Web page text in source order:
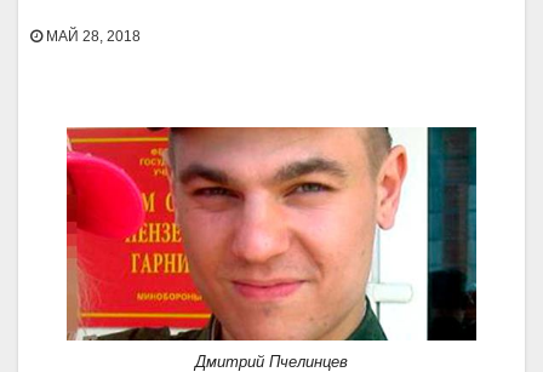
МАЙ 28, 2018
Дмитрий Пчелинцев